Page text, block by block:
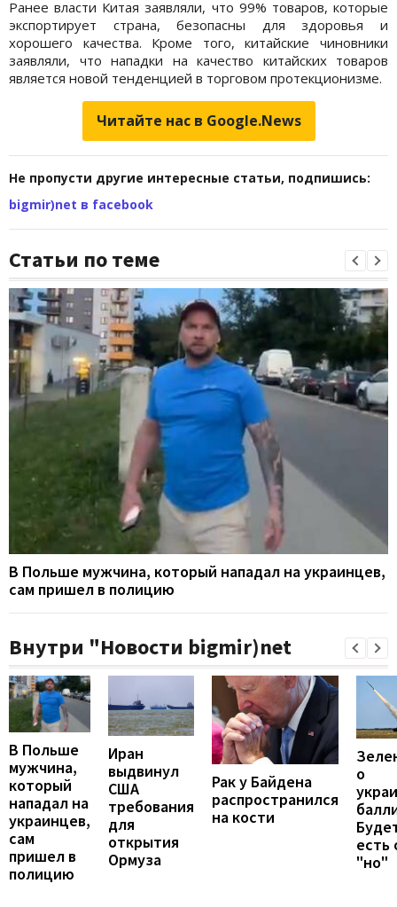
Ранее власти Китая заявляли, что 99% товаров, которые
экспортирует страна, безопасны для здоровья и
хорошего качества. Кроме того, китайские чиновники
заявляли, что нападки на качество китайских товаров
является новой тенденцией в торговом протекционизме.
Читайте нас в Google.News
Не пропусти другие интересные статьи, подпишись:
bigmir)net в facebook
Статьи по теме
В Польше мужчина, который нападал на украинцев,
сам пришел в полицию
Внутри "Новости bigmir)net
В Польше
мужчина,
который
нападал на
украинцев,
сам
пришел в
полицию
Иран
выдвинул
США
требования
для
открытия
Ормуза
Рак у Байдена
распространился
на кости
о
есть
"но"